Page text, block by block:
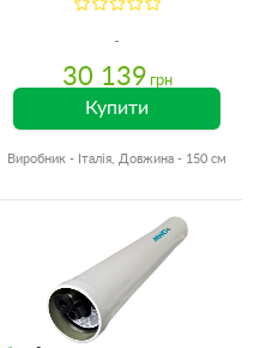
30 139 грн
Купити
Виробник - Італія, Довжина - 150 см